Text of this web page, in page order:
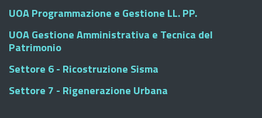
UOA Programmazione e Gestione LL. PP.
UOA Gestione Amministrativa e Tecnica del
Patrimonio
Settore 6 - Ricostruzione Sisma
Settore 7 - Rigenerazione Urbana